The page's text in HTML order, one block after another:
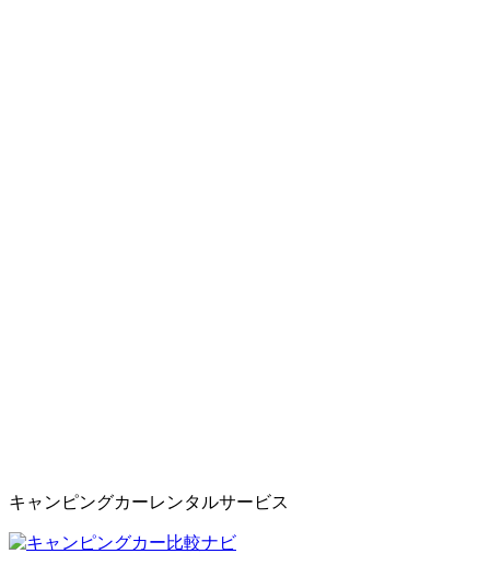
キャンピングカーレンタルサービス